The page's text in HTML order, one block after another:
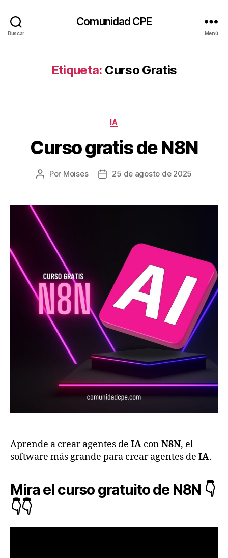
Buscar
Comunidad CPE
Menú
Etiqueta: Curso Gratis
Categorías
IA
Curso gratis de N8N
Autor
entrada
Por Moises
Fecha
entrada
25 de agosto de 2025
Aprende a crear agentes de IA conN8N, el
software más grande para crear agentes de IA.
Mira el curso gratuito de N8N 👇
👇👇